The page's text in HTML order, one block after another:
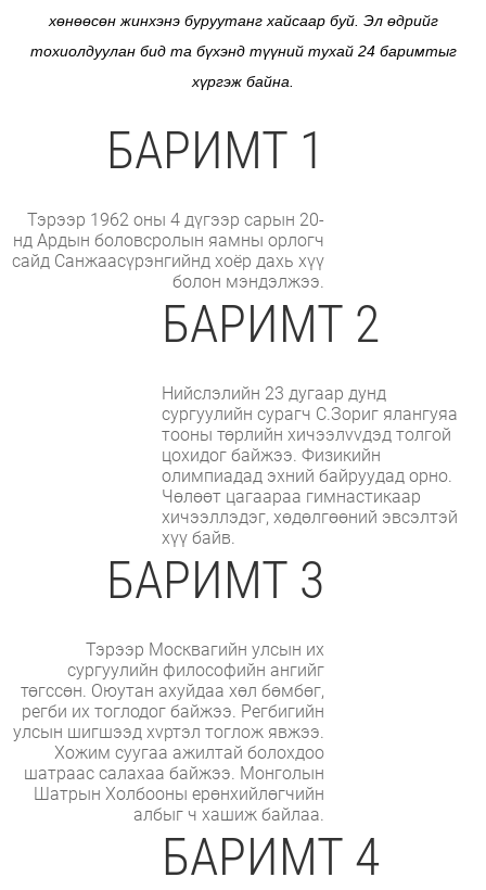
хөнөөсөн жинхэнэ буруутанг хайсаар буй. Эл өдрийг
тохиолдуулан бид та бүхэнд түүний тухай 24 баримтыг
хүргэж байна.
БАРИМТ 1
Тэрээр 1962 оны 4 дүгээр сарын 20-
нд Ардын боловсролын яамны орлогч
сайд Санжаасүрэнгийнд хоёр дахь хүү
болон мэндэлжээ.
БАРИМТ 2
Нийслэлийн 23 дугаар дунд
сургуулийн сурагч С.Зориг ялангуяа
тооны төрлийн хичээлvvдэд толгой
цохидог байжээ. Физикийн
олимпиадад эхний байруудад орно.
Чөлөөт цагаараа гимнастикаар
хичээллэдэг, хөдөлгөөний эвсэлтэй
хүү байв.
БАРИМТ 3
Тэрээр Москвагийн улсын их
сургуулийн философийн ангийг
төгссөн. Оюутан ахуйдаа хөл бөмбөг,
регби их тоглодог байжээ. Регбигийн
улсын шигшээд хvртэл тоглож явжээ.
Хожим суугаа ажилтай болохдоо
шатраас салахаа байжээ. Монголын
Шатрын Холбооны ерөнхийлөгчийн
албыг ч хашиж байлаа.
БАРИМТ 4